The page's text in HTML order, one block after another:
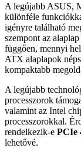
A legújabb ASUS,
különféle
igényre található
szempont az
függően, mennyi
ATX alaplapok
kompaktabb
A legújabb
processzorok
valamint az Intel
processzorokkal.
rendelkezik-e PCIe
lehetővé.